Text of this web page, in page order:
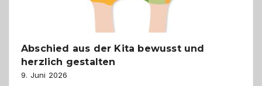
Abschied aus der Kita bewusst und
herzlich gestalten
9. Juni 2026